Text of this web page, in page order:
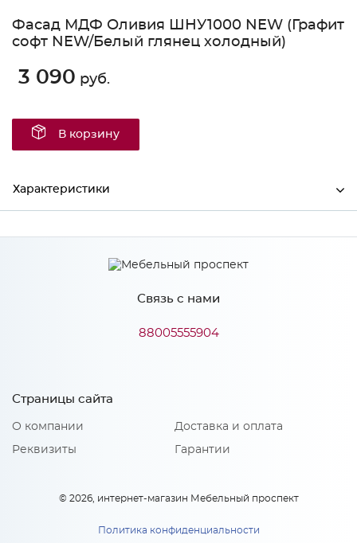
Фасад МДФ Оливия ШНУ1000 NEW (Графит
софт NEW/Белый глянец холодный)
3 090 руб.
В корзину
Характеристики
Производитель МиФ
Связь с нами
88005555904
Страницы сайта
О компании
Реквизиты
Доставка и оплата
Гарантии
© 2026, интернет-магазин Мебельный проспект
Политика конфиденциальности